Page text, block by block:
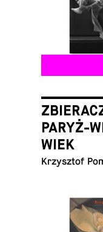
PARYŻ-
WIEK
Krzysz­tof